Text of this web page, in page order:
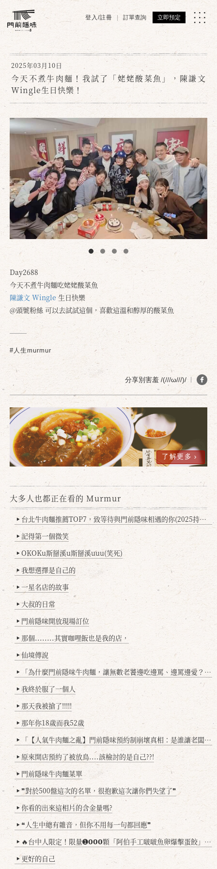
登入/註冊 訂單查詢 立即預定
2025年03月10日
今天不煮牛肉麵！我試了「姥姥酸菜魚」，陳謙文
Wingle生日快樂！
Day2688
今天不煮牛肉麵吃姥姥酸菜魚
陳謙文 Wingle 生日快樂
@頭號粉絲 可以去試試這個，喜歡這溫和醇厚的酸菜魚
#人生murmur
分享別害羞 /(///ω///)/
了解更多
大多人也都正在看的 Murmur
▶ 台北牛肉麵推薦TOP7，致等待與門前隱味相遇的你(2025持續更新
▶ 記得第一個微笑
▶ OKOKu斯掰溪u斯掰溪uuu(笑死)
▶ 我想選擇是自己的
▶ 一星名店的故事
▶ 大叔的日常
▶ 門前隱味開放現場訂位
▶ 那個........其實咖哩飯也是我的店，
▶ 仙境傳說
▶ 「為什麼門前隱味牛肉麵，讓無數老饕邊吃邊罵、邊罵邊愛？小辣雞揭密！」
▶ 我終於服了一個人
▶ 那天我被搶了!!!!!
▶ 那年你18歲而我52歲
▶ 「【人氣牛肉麵之亂】門前隱味預約制崩壞真相：是誰讓老闆心灰意冷？」
▶ 原來開店預約了被放鳥....該檢討的是自己??!
▶ 門前隱味牛肉麵菜單
▶ ❞對於500盤這次的名單，很抱歉這次讓你們失望了❞
▶ 你看的出來這相片的含金量嗎?
▶ ❝人生中總有雜音，但你不用每一句都回應❞
▶ 🔥台中人限定！限量➊𝟬𝟬𝟬顆「阿伯手工啵啵魚卵爆擊蛋餃」台北已被搶爆2萬顆，最後名額門前隱味只留給你！🥟💥
▶ 更好的自己
確定 取消